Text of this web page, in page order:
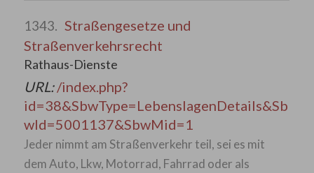
1343. Straßengesetze und
Straßenverkehrsrecht
Rathaus-Dienste
URL:/index.php?
id=38&SbwType=LebenslagenDetails&Sb
wId=5001137&SbwMid=1
Jeder nimmt am Straßenverkehr teil, sei es mit
dem Auto, Lkw, Motorrad, Fahrrad oder als